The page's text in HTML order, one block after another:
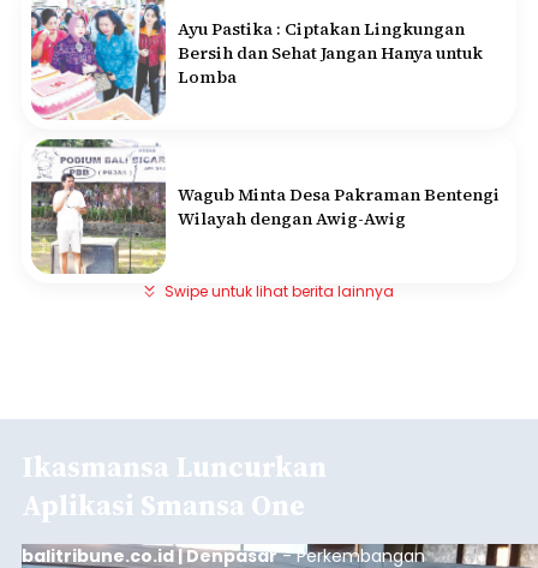
Ayu Pastika : Ciptakan Lingkungan
Bersih dan Sehat Jangan Hanya untuk
Lomba
Wagub Minta Desa Pakraman Bentengi
Wilayah dengan Awig-Awig
Swipe untuk lihat berita lainnya
Ikasmansa Luncurkan
Aplikasi Smansa One
balitribune.co.id | Denpasar- Perkembangan